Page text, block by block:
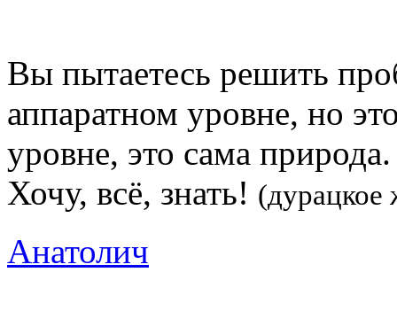
Вы пытаетесь решить
аппаратном уровне, но
уровне, это сама природа.
Хочу, всё, знать! (дурацкое
Анатолич